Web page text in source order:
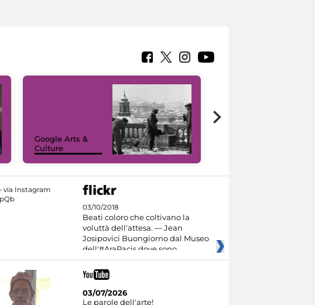
Google Arts &
Culture
03/10/2018
Beati coloro che coltivano la
voluttà dell'attesa. — Jean
Josipovici Buongiorno dal Museo
dell'#AraPacis dove sono
03/07/2026
Le parole dell'arte!